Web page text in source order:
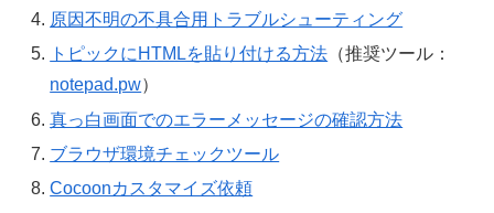
原因不明の不具合用トラブルシューティング
トピックにHTMLを貼り付ける方法 （推奨ツール：
notepad.pw）
真っ白画面でのエラーメッセージの確認方法
ブラウザ環境チェックツール
Cocoonカスタマイズ依頼